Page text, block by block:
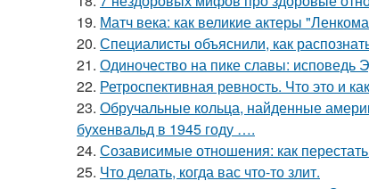
19. Матч века: как великие актеры
20. Специалисты объяснили, как
21. Одиночество на пике славы: исповедь
22. Ретроспективная ревность. Что это и
23. Обручальные кольца, найденные
бухенвальд в 1945 году ….
24. Созависимые отношения: как
25. Что делать, когда вас что-то злит.